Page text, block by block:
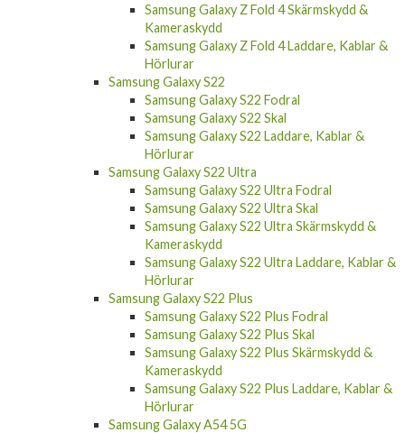
Samsung Galaxy Z Fold 4 Skärmskydd &
Kameraskydd
Samsung Galaxy Z Fold 4 Laddare, Kablar &
Hörlurar
Samsung Galaxy S22
Samsung Galaxy S22 Fodral
Samsung Galaxy S22 Skal
Samsung Galaxy S22 Laddare, Kablar &
Hörlurar
Samsung Galaxy S22 Ultra
Samsung Galaxy S22 Ultra Fodral
Samsung Galaxy S22 Ultra Skal
Samsung Galaxy S22 Ultra Skärmskydd &
Kameraskydd
Samsung Galaxy S22 Ultra Laddare, Kablar &
Hörlurar
Samsung Galaxy S22 Plus
Samsung Galaxy S22 Plus Fodral
Samsung Galaxy S22 Plus Skal
Samsung Galaxy S22 Plus Skärmskydd &
Kameraskydd
Samsung Galaxy S22 Plus Laddare, Kablar &
Hörlurar
Samsung Galaxy A54 5G